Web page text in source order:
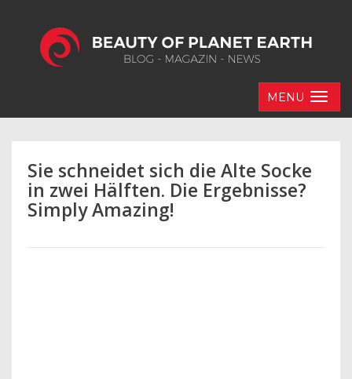
MENU
Sie schneidet sich die Alte Socke
in zwei Hälften. Die Ergebnisse?
Simply Amazing!